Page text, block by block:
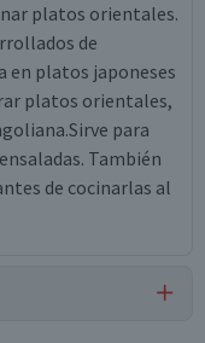
platos orientales.
de
en platos japoneses
platos orientales,
para
También
de cocinarlas al